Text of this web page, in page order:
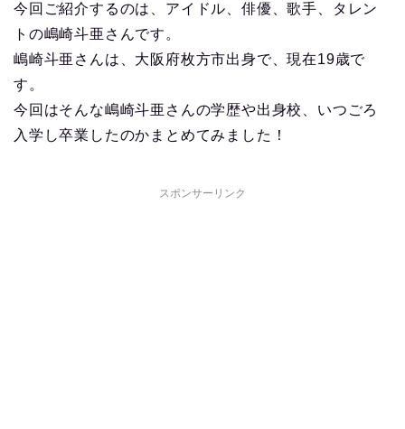
今回ご紹介するのは、アイドル、俳優、歌手、タレン
トの嶋崎斗亜さんです。
嶋崎斗亜さんは、大阪府枚方市出身で、現在19歳で
す。
今回はそんな嶋崎斗亜さんの学歴や出身校、いつごろ
入学し卒業したのかまとめてみました！
スポンサーリンク